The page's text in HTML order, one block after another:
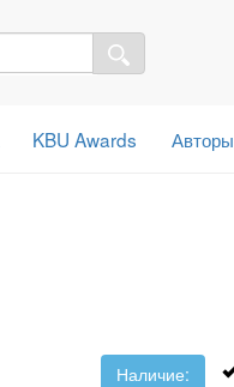
KBU Awards Авторы
Наличие: